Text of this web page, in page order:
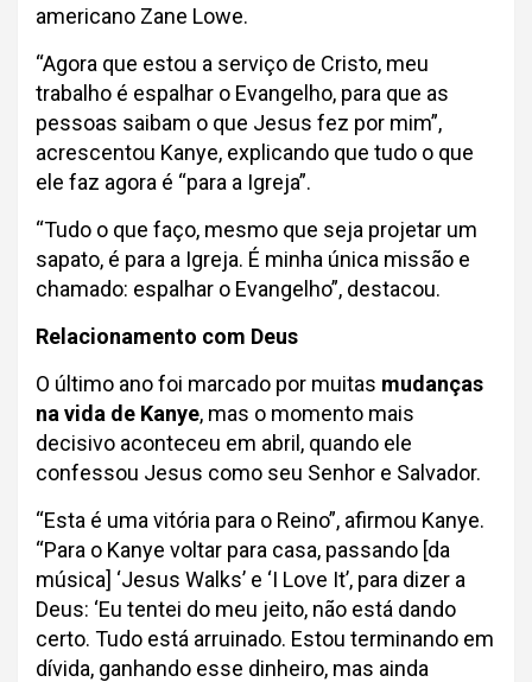
americano Zane Lowe.
“Agora que estou a serviço de Cristo, meu
trabalho é espalhar o Evangelho, para que as
pessoas saibam o que Jesus fez por mim”,
acrescentou Kanye, explicando que tudo o que
ele faz agora é “para a Igreja”.
“Tudo o que faço, mesmo que seja projetar um
sapato, é para a Igreja. É minha única missão e
chamado: espalhar o Evangelho”, destacou.
Relacionamento com Deus
O último ano foi marcado por muitas mudanças
na vida de Kanye, mas o momento mais
decisivo aconteceu em abril, quando ele
confessou Jesus como seu Senhor e Salvador.
“Esta é uma vitória para o Reino”, afirmou Kanye.
“Para o Kanye voltar para casa, passando [da
música] ‘Jesus Walks’ e ‘I Love It’, para dizer a
Deus: ‘Eu tentei do meu jeito, não está dando
certo. Tudo está arruinado. Estou terminando em
dívida, ganhando esse dinheiro, mas ainda